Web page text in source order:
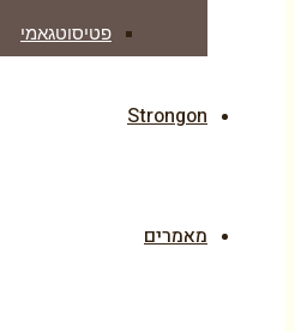
פטיסוטגאמי
Strongon
מאמרים